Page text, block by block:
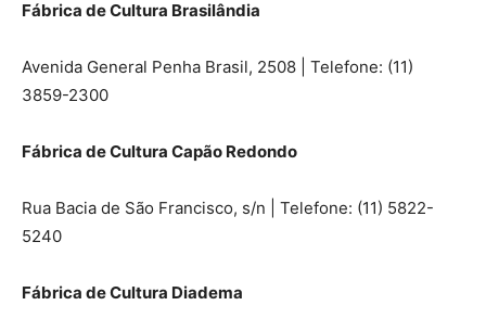
Fábrica de Cultura Brasilândia
Avenida General Penha Brasil, 2508 | Telefone: (11)
3859-2300
Fábrica de Cultura Capão Redondo
Rua Bacia de São Francisco, s/n | Telefone: (11) 5822-
5240
Fábrica de Cultura Diadema